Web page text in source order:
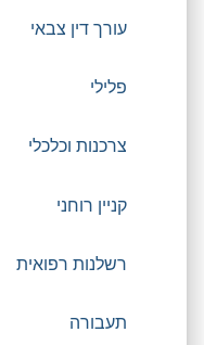
עורך דין צבאי
פלילי
צרכנות וכלכלי
קניין רוחני
רשלנות רפואית
תעבורה